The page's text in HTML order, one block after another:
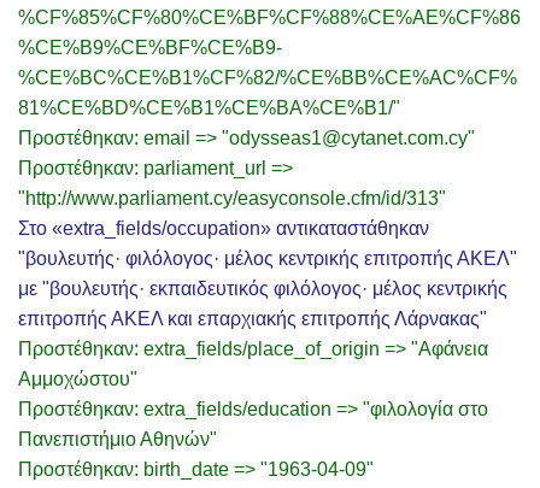
%CF%85%CF%80%CE%BF%CF%88%CE%AE%CF%86
%CE%B9%CE%BF%CE%B9-
%CE%BC%CE%B1%CF%82/%CE%BB%CE%AC%CF%
81%CE%BD%CE%B1%CE%BA%CE%B1/"
Προστέθηκαν: email => "odysseas1@cytanet.com.cy"
Προστέθηκαν: parliament_url =>
"http://www.parliament.cy/easyconsole.cfm/id/313"
Στο «extra_fields/occupation» αντικαταστάθηκαν
"βουλευτής· φιλόλογος· μέλος κεντρικής επιτροπής ΑΚΕΛ"
με "βουλευτής· εκπαιδευτικός φιλόλογος· μέλος κεντρικής
επιτροπής ΑΚΕΛ και επαρχιακής επιτροπής Λάρνακας"
Προστέθηκαν: extra_fields/place_of_origin => "Αφάνεια
Αμμοχώστου"
Προστέθηκαν: extra_fields/education => "φιλολογία στο
Πανεπιστήμιο Αθηνών"
Προστέθηκαν: birth_date => "1963-04-09"